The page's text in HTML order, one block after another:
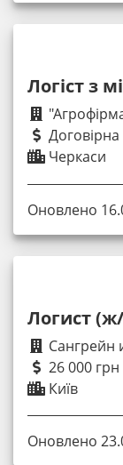
Логіст з
Договірна
Черкаси
Оновлено
Логист
Сангрейн
26 000 грн
Київ
Оновлено